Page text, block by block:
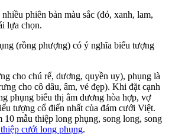
phiên bản màu sắc (đỏ, xanh, lam,
lựa chọn.
(rồng phượng) có ý nghĩa biểu tượng
cho chú rể, dương, quyền uy), phụng là
cho cô dâu, âm, vẻ đẹp). Khi đặt cạnh
phụng biểu thị âm dương hòa hợp, vợ
tượng cổ điển nhất của đám cưới Việt.
mẫu thiệp long phụng, song long, song
cưới long phụng.